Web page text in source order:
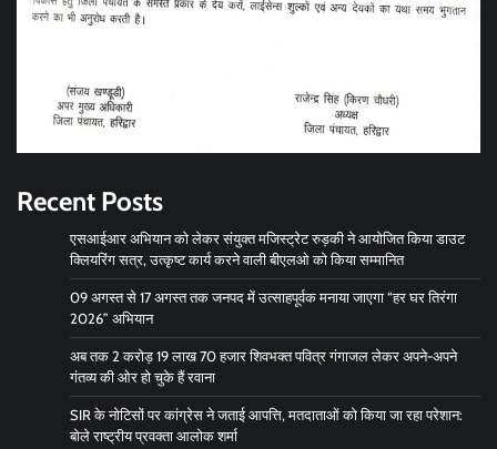
Recent Posts
एसआईआर अभियान को लेकर संयुक्त मजिस्ट्रेट रुड़की ने आयोजित किया डाउट
क्लियरिंग सत्र, उत्कृष्ट कार्य करने वाली बीएलओ को किया सम्मानित
09 अगस्त से 17 अगस्त तक जनपद में उत्साहपूर्वक मनाया जाएगा “हर घर तिरंगा
2026” अभियान
अब तक 2 करोड़ 19 लाख 70 हजार शिवभक्त पवित्र गंगाजल लेकर अपने-अपने
गंतव्य की ओर हो चुके हैं रवाना
SIR के नोटिसों पर कांग्रेस ने जताई आपत्ति, मतदाताओं को किया जा रहा परेशान:
बोले राष्ट्रीय प्रवक्ता आलोक शर्मा